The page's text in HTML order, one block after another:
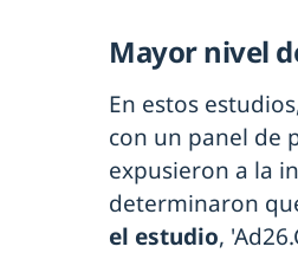
Mayor nivel
En estos
con un panel de
expusieron a la
determinaron
el estudio,